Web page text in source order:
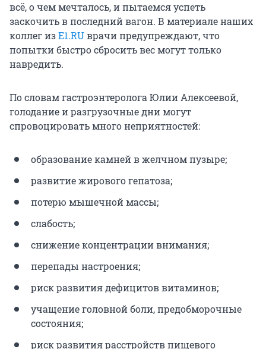
всё, о чем мечталось, и пытаемся успеть
заскочить в последний вагон. В материале наших
коллег изE1.RUврачи предупреждают, что
попытки быстро сбросить вес могут только
навредить.
По словам гастроэнтеролога Юлии Алексеевой,
голодание и разгрузочные дни могут
спровоцировать много неприятностей:
образование камней в желчном пузыре;
развитие жирового гепатоза;
потерю мышечной массы;
слабость;
снижение концентрации внимания;
перепады настроения;
риск развития дефицитов витаминов;
учащение головной боли, предобморочные
состояния;
риск развития расстройств пищевого